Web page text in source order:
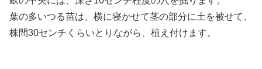
葉の多いつる苗は、横に寝かせて茎の部分に土を被せて、
株間30センチくらいとりながら、植え付けます。